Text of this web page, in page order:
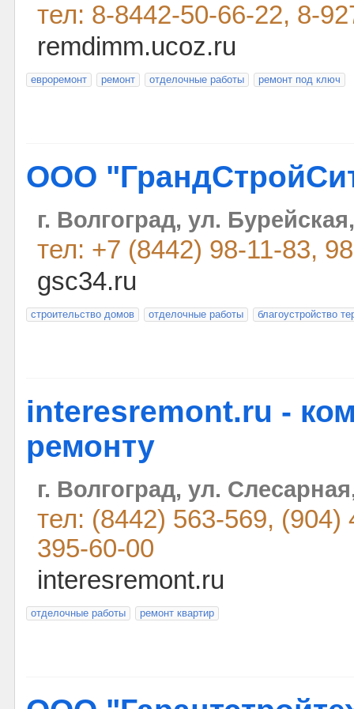
тел: 8-8442-50-66-22, 8-
remdimm.ucoz.ru
евроремонт ремонт отделочные работы ремонт под ключ
ООО
г. Волгоград, ул.
тел: +7 (8442) 98-11-83,
gsc34.ru
строительство домов отделочные работы благоустройство
interesremont.ru -
ремонту
г. Волгоград, ул.
тел: (8442) 563-569, (904)
395-60-00
interesremont.ru
отделочные работы ремонт квартир